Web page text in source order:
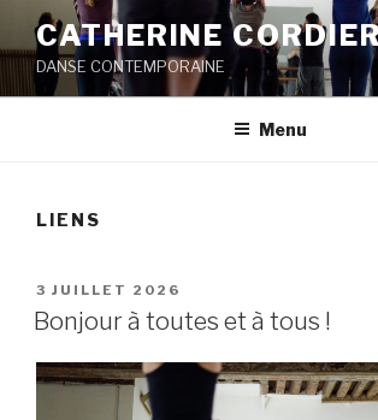
contenu
principal
CATHERINE CORDIER
DANSE CONTEMPORAINE
Menu
LIENS
PUBLIÉ
LE
3 JUILLET 2026
Bonjour à toutes et à tous !